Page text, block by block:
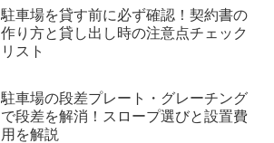
駐車場を貸す前に必ず確認！契約書の
作り方と貸し出し時の注意点チェック
リスト
駐車場の段差プレート・グレーチング
で段差を解消！スロープ選びと設置費
用を解説